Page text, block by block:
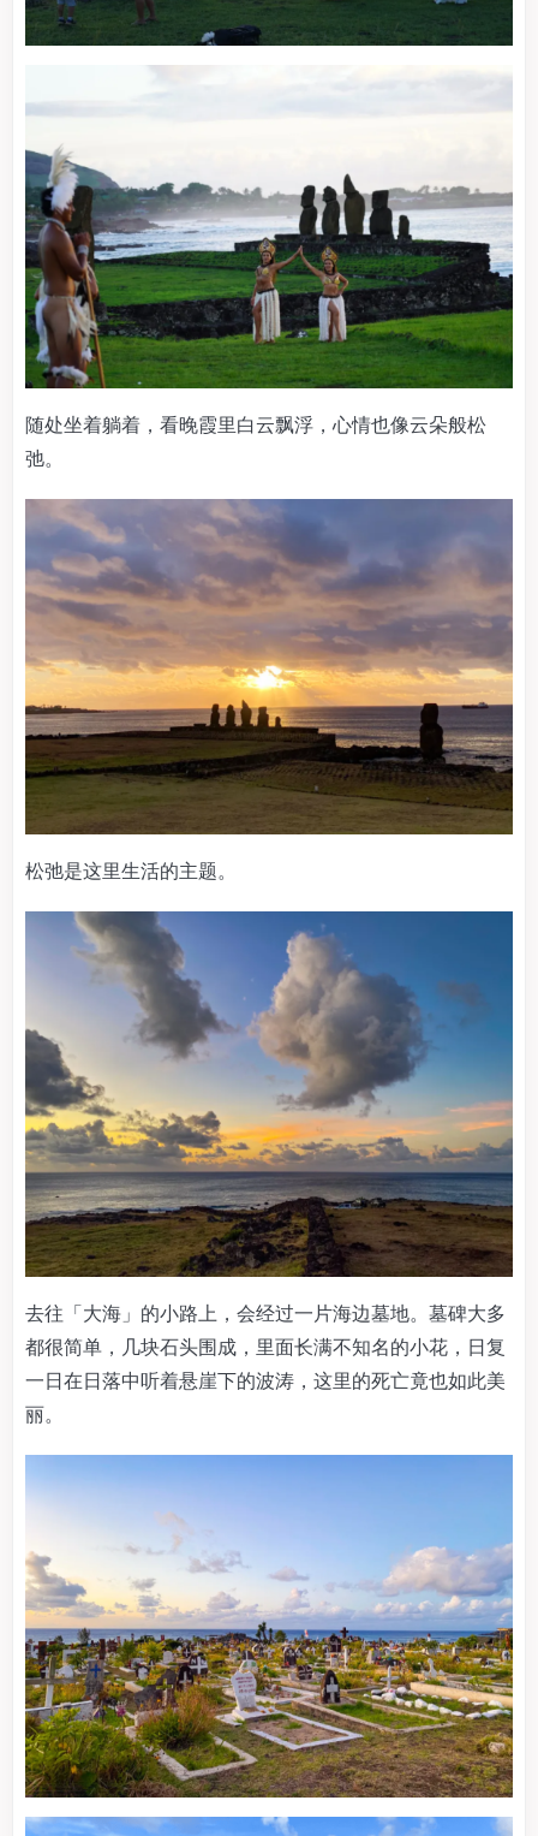
随处坐着躺着，看晚霞里白云飘浮，心情也像云朵般松
弛。
松弛是这里生活的主题。
去往「大海」的小路上，会经过一片海边墓地。墓碑大多
都很简单，几块石头围成，里面长满不知名的小花，日复
一日在日落中听着悬崖下的波涛，这里的死亡竟也如此美
丽。